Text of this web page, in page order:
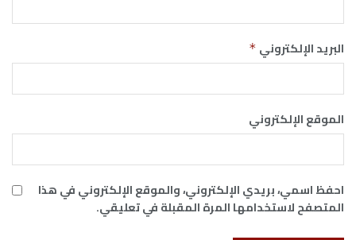
البريد الإلكتروني *
الموقع الإلكتروني
احفظ اسمي، بريدي الإلكتروني، والموقع الإلكتروني في هذا
المتصفح لاستخدامها المرة المقبلة في تعليقي.